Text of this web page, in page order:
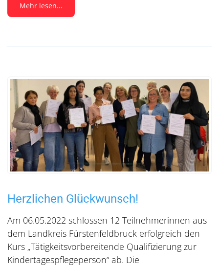
Mehr lesen...
Herzlichen Glückwunsch!
Am 06.05.2022 schlossen 12 Teilnehmerinnen aus
dem Landkreis Fürstenfeldbruck erfolgreich den
Kurs „Tätigkeitsvorbereitende Qualifizierung zur
Kindertagespflegeperson“ ab. Die